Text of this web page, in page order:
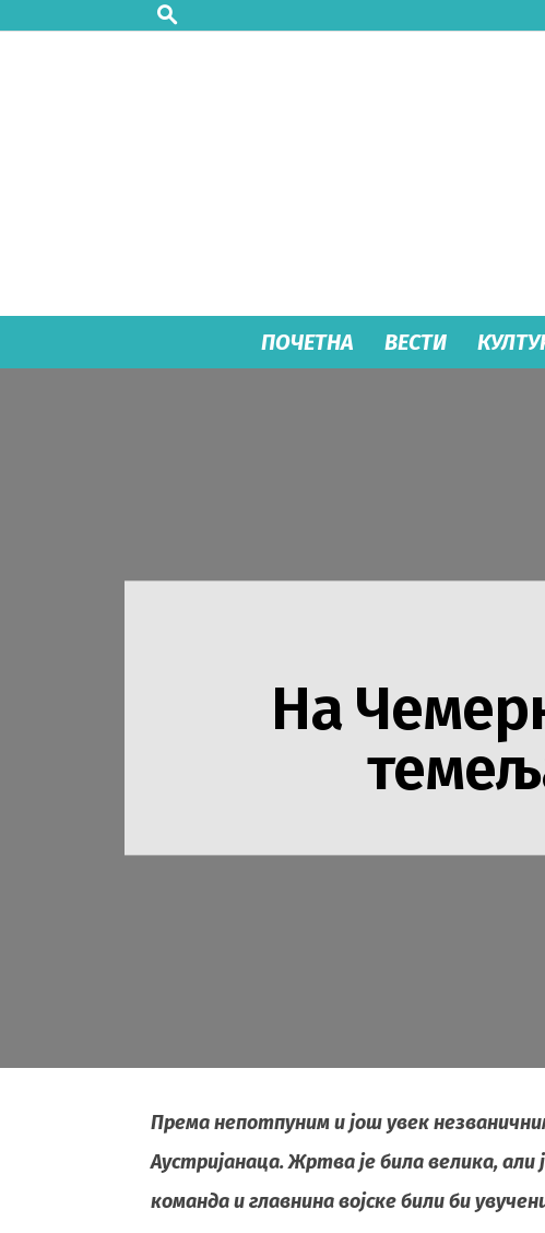
ПОЧЕТНА ВЕСТИ
На
Према непотпуним и још увек
Аустријанаца. Жртва је била велика,
команда и главнина војске били би